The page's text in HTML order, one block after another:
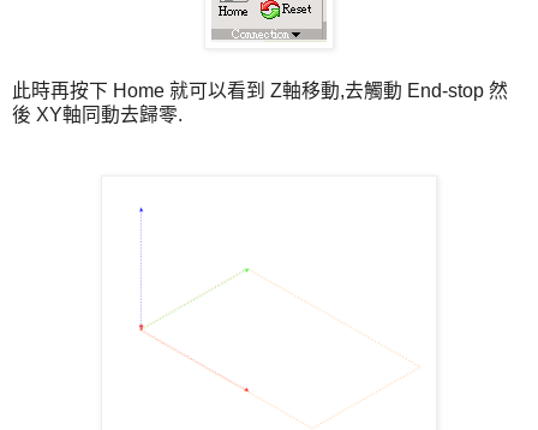
此時再按下 Home 就可以看到 Z軸移動,去觸動 End-stop 然
後 XY軸同動去歸零.